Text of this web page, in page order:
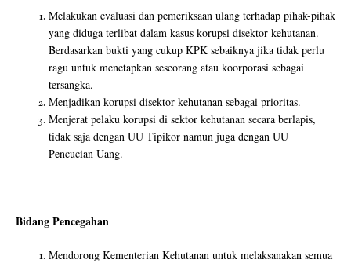
Melakukan evaluasi dan pemeriksaan ulang terhadap pihak-pihak
yang diduga terlibat dalam kasus korupsi disektor kehutanan.
Berdasarkan bukti yang cukup KPK sebaiknya jika tidak perlu
ragu untuk menetapkan seseorang atau koorporasi sebagai
tersangka.
Menjadikan korupsi disektor kehutanan sebagai prioritas.
Menjerat pelaku korupsi di sektor kehutanan secara berlapis,
tidak saja dengan UU Tipikor namun juga dengan UU
Pencucian Uang.
Bidang Pencegahan
Mendorong Kementerian Kehutanan untuk melaksanakan semua